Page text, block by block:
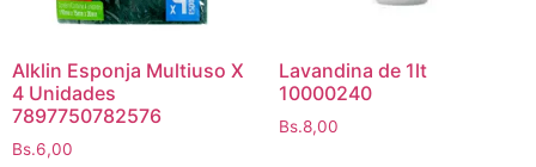
Alklin Esponja Multiuso X
4 Unidades
7897750782576
Bs.6,00
Lavandina de 1lt
10000240
Bs.8,00